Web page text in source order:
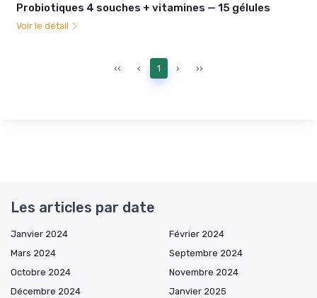
Probiotiques 4 souches + vitamines — 15 gélules
Voir le détail
‹‹ ‹ 1 › ››
Les articles par date
Janvier 2024
Février 2024
Mars 2024
Septembre 2024
Octobre 2024
Novembre 2024
Décembre 2024
Janvier 2025